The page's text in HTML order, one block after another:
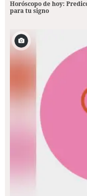
Horóscopo de hoy:
para tu signo